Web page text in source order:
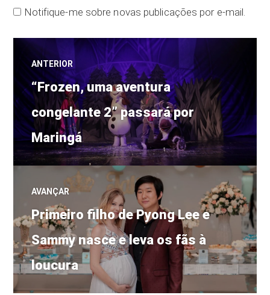
Notifique-me sobre novas publicações por e-mail.
Navegação
de
Post
ANTERIOR
Post
anterior:
“Frozen, uma aventura
congelante 2” passará por
Maringá
AVANÇAR
Próximo
post:
Primeiro filho de Pyong Lee e
Sammy nasce e leva os fãs à
loucura